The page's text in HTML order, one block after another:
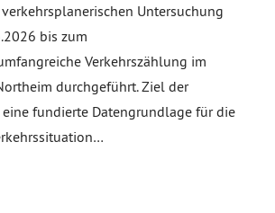
Untersuchung
bis zum
Verkehrszählung im
durchgeführt. Ziel der
eine fundierte Datengrundlage für die